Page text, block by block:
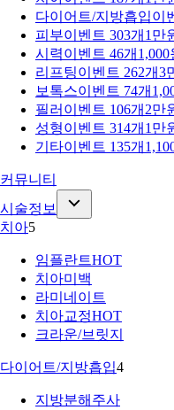
다이어트/지방흡입이
피부이벤트 303개 1만
시력이벤트 46개 1,000
리프팅이벤트 262개3
보톡스이벤트 74개
필러 이벤트 106개 2만
성형이벤트 314개 1만
기타이벤트 135개
커뮤니티
시술정보
치아5
임플란트HOT
치아미백
라미네이트
치아교정HOT
크라운/브릿지
다이어트/지방흡입4
지방분해주사